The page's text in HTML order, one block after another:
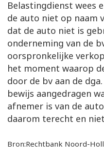
Belastingdienst wees
de auto niet op naam
dat de auto niet is
onderneming van de
oorspronkelijke
het moment waarop
door de bv aan de
bewijs aangedragen
afnemer is van de
daarom terecht en
Bron:Rechtbank Noord-